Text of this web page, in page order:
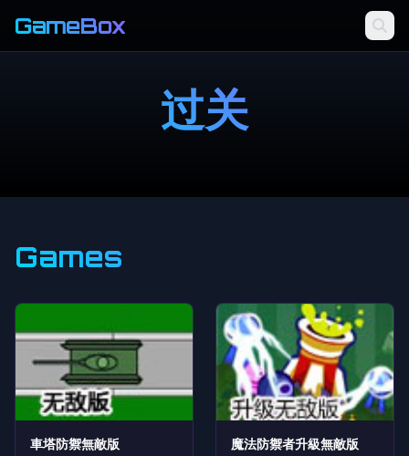
GameBox
过关
Games
車塔防禦無敵版 魔法防禦者升級無敵版